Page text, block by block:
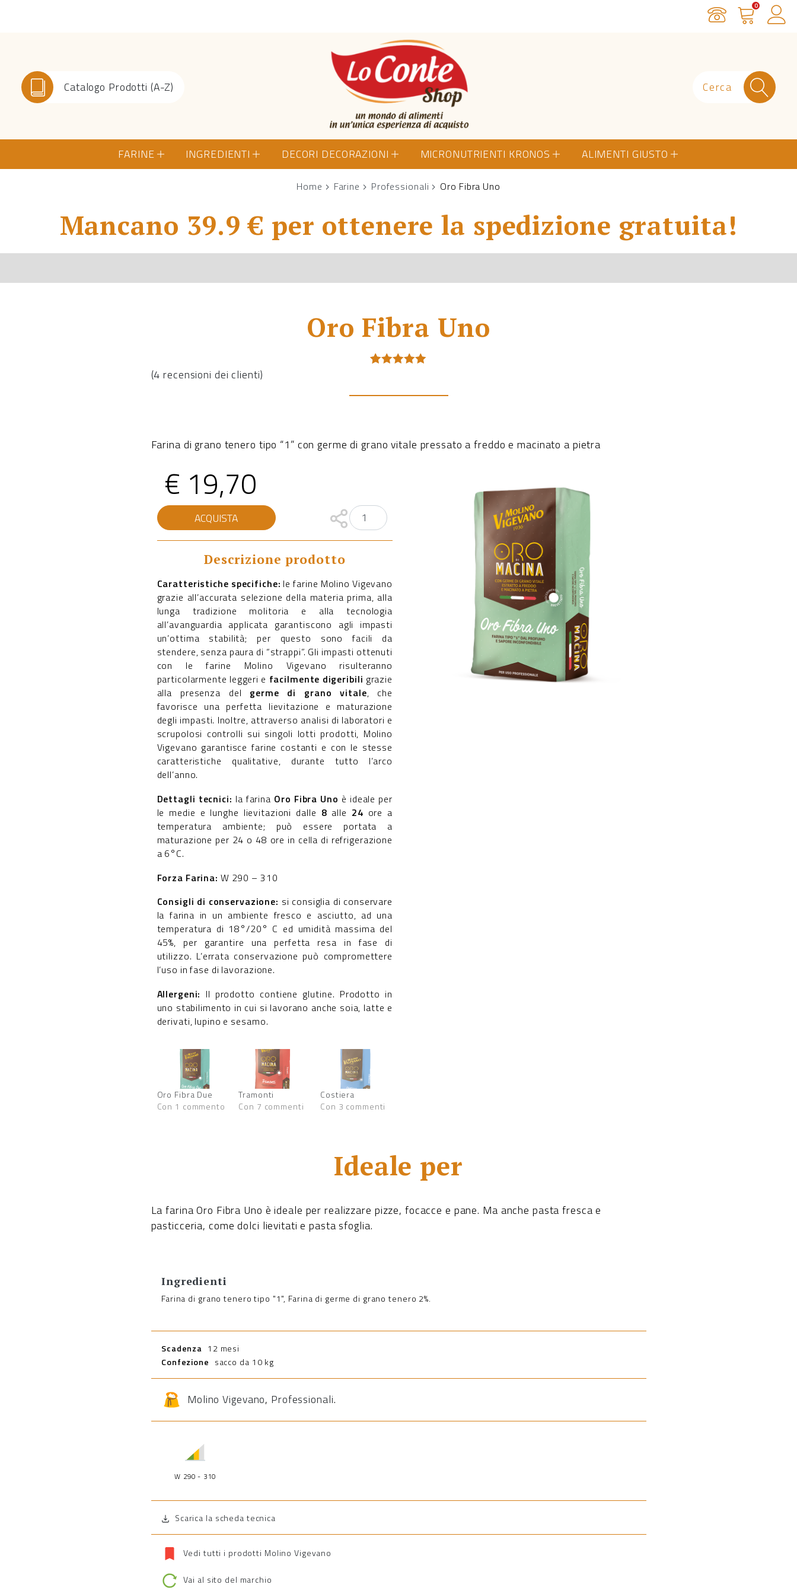
Servizio Clienti
Carrello
0
Catalogo Prodotti (A-Z)
Lo Conte Shop
FARINE INGREDIENTI DECORI DECORAZIONI MICRONUTRIENTI KRONOS ALIMENTI GIUSTO
Home Farine Professionali Oro Fibra Uno
Mancano 39.9 € per ottenere la spedizione gratuita!
Oro Fibra Uno
su base
(4 recensioni dei clienti)
Farina di grano tenero tipo “1” con germe di grano vitale pressato a freddo e macinato a pietra
€ 19,70
Oro
Fibra
Uno
quantità
ACQUISTA
Descrizione prodotto
Caratteristiche specifiche: le farine Molino Vigevano
grazie all’accurata selezione della materia prima, alla
lunga tradizione molitoria e alla tecnologia
all’avanguardia applicata garantiscono agli impasti
un’ottima stabilità; per questo sono facili da
stendere, senza paura di “strappi”. Gli impasti ottenuti
con le farine Molino Vigevano risulteranno
particolarmente leggeri e facilmente digeribili grazie
alla presenza del germe di grano vitale, che
favorisce una perfetta lievitazione e maturazione
degli impasti. Inoltre, attraverso analisi di laboratori e
scrupolosi controlli sui singoli lotti prodotti, Molino
Vigevano garantisce farine costanti e con le stesse
caratteristiche qualitative, durante tutto l’arco
dell’anno.
Dettagli tecnici: la farina Oro Fibra Uno è ideale per
le medie e lunghe lievitazioni dalle 8 alle 24 ore a
temperatura ambiente; può essere portata a
maturazione per 24 o 48 ore in cella di refrigerazione
a 6°C.
Forza Farina: W 290 – 310
Consigli di conservazione: si consiglia di conservare
la farina in un ambiente fresco e asciutto, ad una
temperatura di 18°/20° C ed umidità massima del
45%, per garantire una perfetta resa in fase di
utilizzo. L’errata conservazione può compromettere
l’uso in fase di lavorazione.
Allergeni: Il prodotto contiene glutine. Prodotto in
uno stabilimento in cui si lavorano anche soia, latte e
derivati, lupino e sesamo.
Oro Fibra Due
Con 1 commento
Tramonti
Con 7 commenti
Costiera
Con 3 commenti
Ideale per
La farina Oro Fibra Uno è ideale per realizzare pizze, focacce e pane. Ma anche pasta fresca e
pasticceria, come dolci lievitati e pasta sfoglia.
Ingredienti
Farina di grano tenero tipo "1", Farina di germe di grano tenero 2%.
Scadenza 12 mesi
Confezione sacco da 10 kg
Molino Vigevano, Professionali.
W 290 - 310
Scarica la scheda tecnica
Vedi tutti i prodotti Molino Vigevano
Vai al sito del marchio